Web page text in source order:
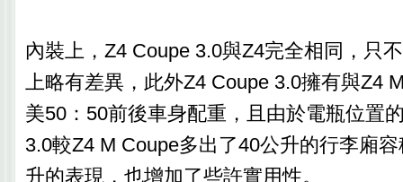
內裝上，Z4 Coupe 3.0與Z4完全相同，只
上略有差異，此外Z4 Coupe 3.0擁有與Z4
美50：50前後車身配重，且由於電瓶位置
3.0較Z4 M Coupe多出了40公升的行李廂
升的表現，也增加了些許實用性。